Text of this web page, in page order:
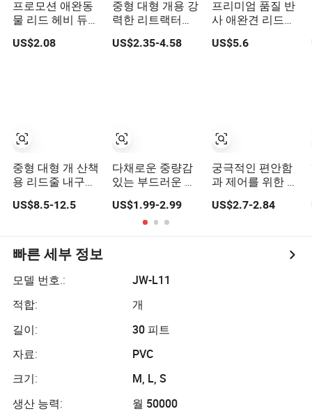
프로모션 애완동
물 리드 헤비 듀티
나일론 패딩 핸들
반사 웹빙 개 목줄
US$2.08
중형 대형 개 산책
용 리드줄 내구성
US$8.5-12.5
중형 대형 개용 강
력한 리트랙터블
개 목줄 반려동물
제품
US$2.35-4.58
다채로운 중량감
있는 부드러운 패
드 나일론 개 목
줄, 개 하이킹, 산
책, 훈련용
US$1.99-2.99
프리미엄 품질 반
사 애완견 리드줄
애완동물 액세서
리 자동 리드줄
US$5.6
궁극적인 편안함
과 제어를 위한 내
터블 개 목줄
US$2.7-2.84
빠른 세부 정보
모델 번호.:
JW-L11
적합:
개
길이:
30 피트
자료:
PVC
크기:
M, L, S
생산 능력:
월 50000